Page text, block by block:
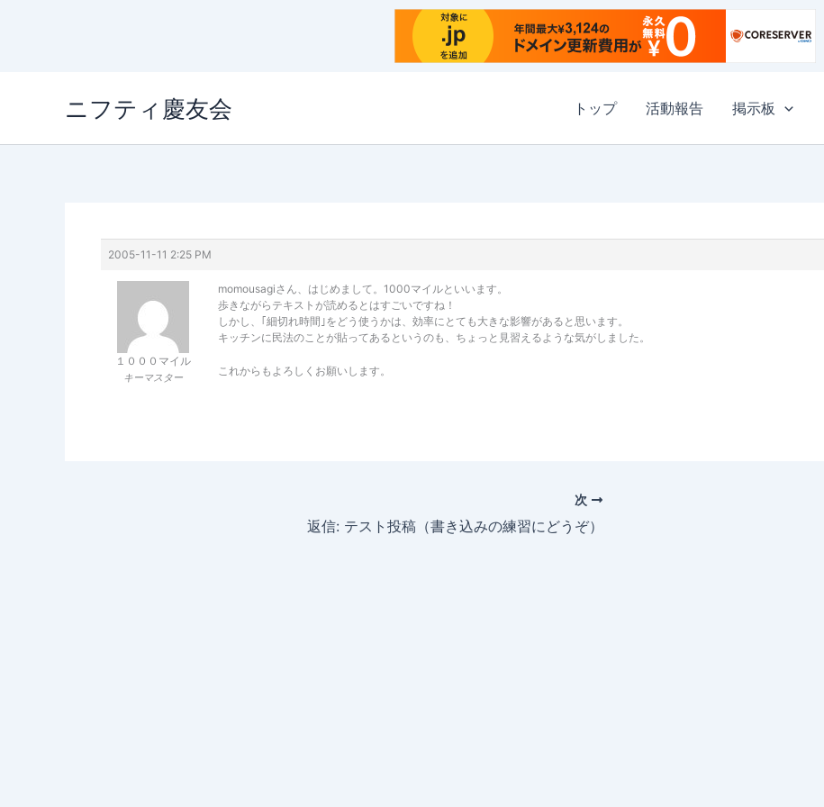
ニフティ慶友会 トップ 活動報告 掲示板
2005-11-11 2:25 PM
１０００マイル
キーマスター
momousagiさん、はじめまして。1000マイルといいます。
歩きながらテキストが読めるとはすごいですね！
しかし、｢細切れ時間｣をどう使うかは、効率にとても大きな影響があると思います。
キッチンに民法のことが貼ってあるというのも、ちょっと見習えるような気がしました。
これからもよろしくお願いします。
次
返信: テスト投稿（書き込みの練習にどうぞ）